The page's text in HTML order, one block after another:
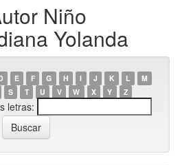
Niño
Yolanda
E F G H I J K L
M
S T U V W X Y Z
letras: